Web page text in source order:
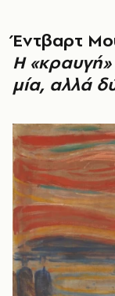
Έντβαρτ
Η «κραυγή»
μία, αλλά